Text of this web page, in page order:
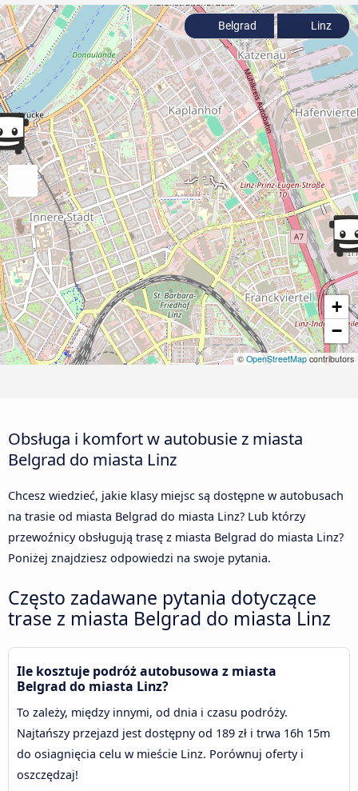
+
−
© OpenStreetMapcontributors
Belgrad Linz
Obsługa i komfort w autobusie z miasta
Belgrad do miasta Linz
Chcesz wiedzieć, jakie klasy miejsc są dostępne w autobusach
na trasie od miasta Belgrad do miasta Linz? Lub którzy
przewoźnicy obsługują trasę z miasta Belgrad do miasta Linz?
Poniżej znajdziesz odpowiedzi na swoje pytania.
Często zadawane pytania dotyczące
trase z miasta Belgrad do miasta Linz
Ile kosztuje podróż autobusowa z miasta
Belgrad do miasta Linz?
To zależy, między innymi, od dnia i czasu podróży.
Najtańszy przejazd jest dostępny od 189 zł i trwa 16h 15m
do osiagnięcia celu w mieście Linz. Porównuj oferty i
oszczędzaj!